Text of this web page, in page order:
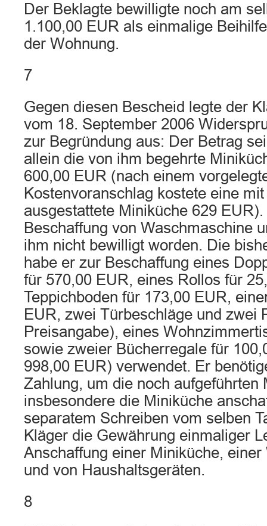
Der Beklagte bewilligte noch am
1.100,00 EUR als einmalige
der Wohnung.
7
Gegen diesen Bescheid legte der
vom 18. September 2006
zur Begründung aus: Der Betrag
allein die von ihm begehrte
600,00 EUR (nach einem
Kostenvoranschlag kostete eine
ausgestattete Miniküche 629
Beschaffung von Waschmaschine
ihm nicht bewilligt worden. Die
habe er zur Beschaffung eines
für 570,00 EUR, eines Rollos für
Teppichboden für 173,00 EUR,
EUR, zwei Türbeschläge und zwei
Preisangabe), eines
sowie zweier Bücherregale für
998,00 EUR) verwendet. Er
Zahlung, um die noch aufgeführten
insbesondere die Miniküche
separatem Schreiben vom selben
Kläger die Gewährung einmaliger
Anschaffung einer Miniküche,
und von Haushaltsgeräten.
8